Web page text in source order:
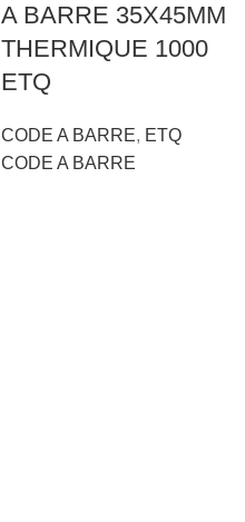
A BARRE 35X45MM
THERMIQUE 1000
ETQ
CODE A BARRE, ETQ
CODE A BARRE